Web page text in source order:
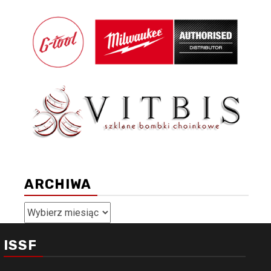
ARCHIWA
Archiwa
ISSF